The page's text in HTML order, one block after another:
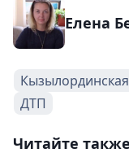
Елена
ДТП
Читайте также